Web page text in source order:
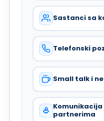
Sastanci sa
Telefonski
Small talk i
partnerima